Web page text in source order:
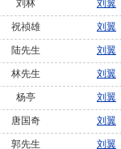
刘林 刘翼
祝祯雄 刘翼
陆先生 刘翼
林先生 刘翼
杨亭 刘翼
唐国奇 刘翼
郭先生 刘翼